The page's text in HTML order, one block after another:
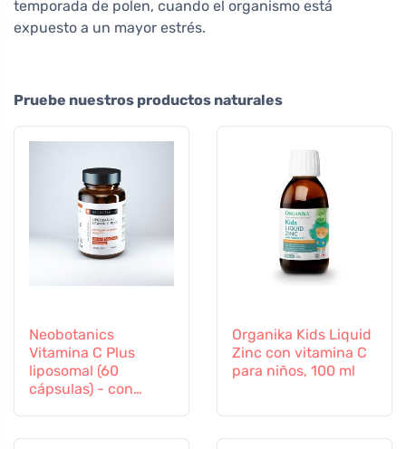
temporada de polen, cuando el organismo está
expuesto a un mayor estrés.
Pruebe nuestros productos naturales
Neobotanics
Vitamina C Plus
liposomal (60
cápsulas) - con
Organika Kids Liquid
Zinc con vitamina C
para niños, 100 ml